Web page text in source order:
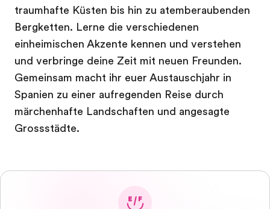
traumhafte Küsten bis hin zu atemberaubenden
Bergketten. Lerne die verschiedenen
einheimischen Akzente kennen und verstehen
und verbringe deine Zeit mit neuen Freunden.
Gemeinsam macht ihr euer Austauschjahr in
Spanien zu einer aufregenden Reise durch
märchenhafte Landschaften und angesagte
Grossstädte.